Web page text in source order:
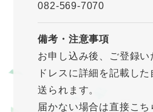
082-569-7070
備考・注意事項
お申し込み後、ご登録
ドレスに詳細を記載し
送られます。
届かない場合は直接こ